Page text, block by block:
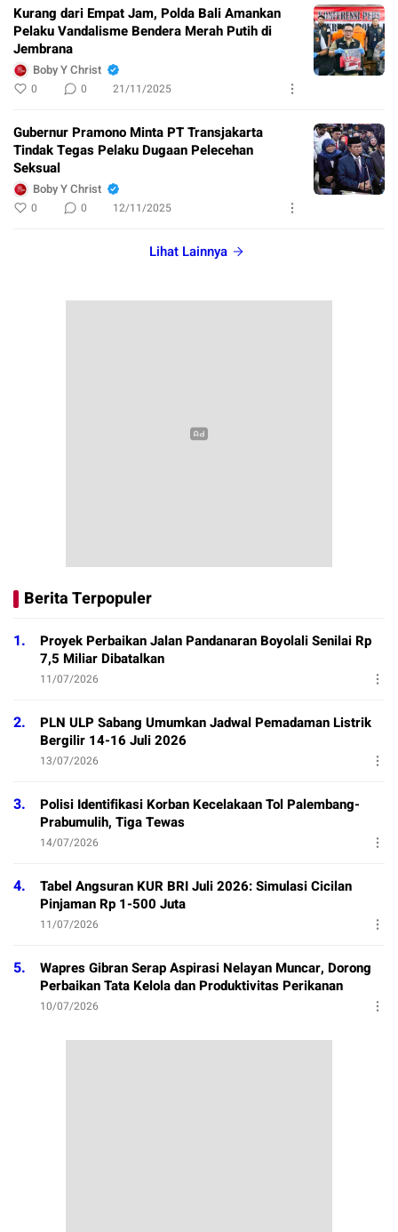
Kurang dari Empat Jam, Polda Bali Amankan
Pelaku Vandalisme Bendera Merah Putih di
Jembrana
Boby Y Christ
0 0 21/11/2025
Gubernur Pramono Minta PT Transjakarta
Tindak Tegas Pelaku Dugaan Pelecehan
Seksual
Boby Y Christ
0 0 12/11/2025
Lihat Lainnya
Berita Terpopuler
1.
Proyek Perbaikan Jalan Pandanaran Boyolali Senilai Rp
7,5 Miliar Dibatalkan
11/07/2026
2.
PLN ULP Sabang Umumkan Jadwal Pemadaman Listrik
Bergilir 14-16 Juli 2026
13/07/2026
3.
Polisi Identifikasi Korban Kecelakaan Tol Palembang-
Prabumulih, Tiga Tewas
14/07/2026
4.
Tabel Angsuran KUR BRI Juli 2026: Simulasi Cicilan
Pinjaman Rp 1-500 Juta
11/07/2026
5.
Wapres Gibran Serap Aspirasi Nelayan Muncar, Dorong
Perbaikan Tata Kelola dan Produktivitas Perikanan
10/07/2026